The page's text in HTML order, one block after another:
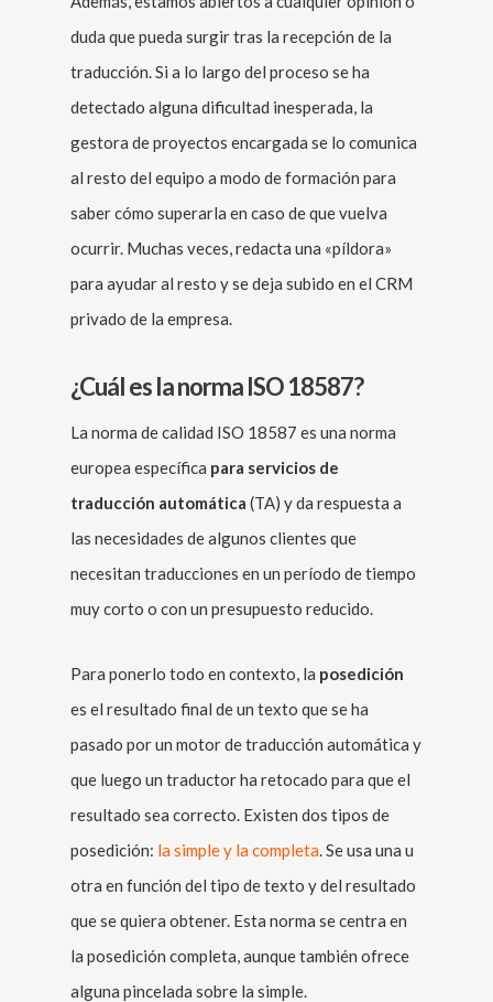
duda que pueda surgir tras la recepción de la
traducción. Si a lo largo del proceso se ha
detectado alguna dificultad inesperada, la
gestora de proyectos encargada se lo comunica
al resto del equipo a modo de formación para
saber cómo superarla en caso de que vuelva
ocurrir. Muchas veces, redacta una «píldora»
para ayudar al resto y se deja subido en el CRM
privado de la empresa.
¿Cuál es la norma ISO 18587?
La norma de calidad ISO 18587 es una norma
europea específica para servicios de
traducción automática (TA) y da respuesta a
las necesidades de algunos clientes que
necesitan traducciones en un período de tiempo
muy corto o con un presupuesto reducido.
Para ponerlo todo en contexto, la posedición
es el resultado final de un texto que se ha
pasado por un motor de traducción automática y
que luego un traductor ha retocado para que el
resultado sea correcto. Existen dos tipos de
posedición: la simple y la completa. Se usa una u
otra en función del tipo de texto y del resultado
que se quiera obtener. Esta norma se centra en
la posedición completa, aunque también ofrece
alguna pincelada sobre la simple.